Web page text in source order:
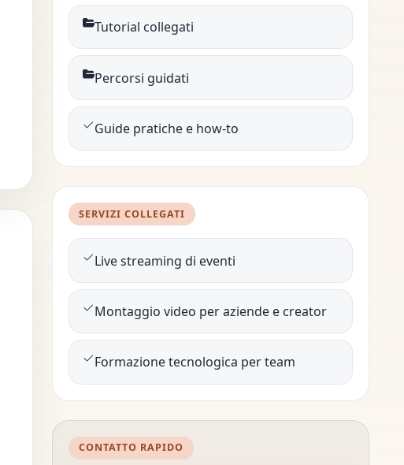
Tutorial collegati
Percorsi guidati
Guide pratiche e how-to
SERVIZI COLLEGATI
Live streaming di eventi
Montaggio video per aziende e creator
Formazione tecnologica per team
CONTATTO RAPIDO